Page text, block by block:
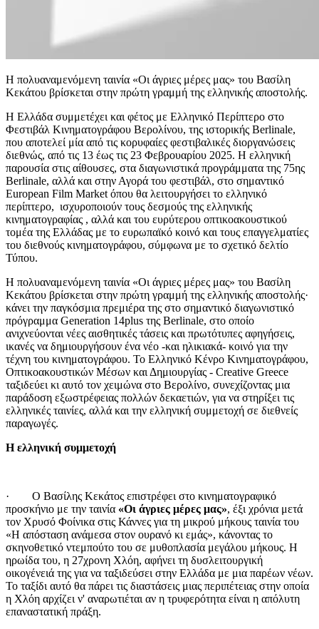
Η πολυαναμενόμενη ταινία «Οι άγριες μέρες μας» του Βασίλη
Κεκάτου βρίσκεται στην πρώτη γραμμή της ελληνικής αποστολής.
Η Ελλάδα συμμετέχει και φέτος με Ελληνικό Περίπτερο στο
Φεστιβάλ Κινηματογράφου Βερολίνου, της ιστορικής Berlinale,
που αποτελεί μία από τις κορυφαίες φεστιβαλικές διοργανώσεις
διεθνώς, από τις 13 έως τις 23 Φεβρουαρίου 2025. Η ελληνική
παρουσία στις αίθουσες, στα διαγωνιστικά προγράμματα της 75ης
Berlinale, αλλά και στην Αγορά του φεστιβάλ, στο σημαντικό
European Film Market όπου θα λειτουργήσει το ελληνικό
περίπτερο, ισχυροποιούν τους δεσμούς της ελληνικής
κινηματογραφίας , αλλά και του ευρύτερου οπτικοακουστικού
τομέα της Ελλάδας με το ευρωπαϊκό κοινό και τους επαγγελματίες
του διεθνούς κινηματογράφου, σύμφωνα με το σχετικό δελτίο
Τύπου.
Η πολυαναμενόμενη ταινία «Οι άγριες μέρες μας» του Βασίλη
Κεκάτου βρίσκεται στην πρώτη γραμμή της ελληνικής αποστολής·
κάνει την παγκόσμια πρεμιέρα της στο σημαντικό διαγωνιστικό
πρόγραμμα Generation 14plus της Berlinale, στο οποίο
ανιχνεύονται νέες αισθητικές τάσεις και πρωτότυπες αφηγήσεις,
ικανές να δημιουργήσουν ένα νέο -και ηλικιακά- κοινό για την
τέχνη του κινηματογράφου. Το Ελληνικό Κένρο Κινηματογράφου,
Οπτικοακουστικών Μέσων και Δημιουργίας - Creative Greece
ταξιδεύει κι αυτό τον χειμώνα στο Βερολίνο, συνεχίζοντας μια
παράδοση εξωστρέφειας πολλών δεκαετιών, για να στηρίξει τις
ελληνικές ταινίες, αλλά και την ελληνική συμμετοχή σε διεθνείς
παραγωγές.
Η ελληνική συμμετοχή
· Ο Βασίλης Κεκάτος επιστρέφει στο κινηματογραφικό
προσκήνιο με την ταινία «Οι άγριες μέρες μας», έξι χρόνια μετά
τον Χρυσό Φοίνικα στις Κάννες για τη μικρού μήκους ταινία του
«Η απόσταση ανάμεσα στον ουρανό κι εμάς», κάνοντας το
σκηνοθετικό ντεμπούτο του σε μυθοπλασία μεγάλου μήκους. Η
ηρωίδα του, η 27χρονη Χλόη, αφήνει τη δυσλειτουργική
οικογένειά της για να ταξιδεύσει στην Ελλάδα με μια παρέων νέων.
Το ταξίδι αυτό θα πάρει τις διαστάσεις μιας περιπέτειας στην οποία
η Χλόη αρχίζει ν' αναρωτιέται αν η τρυφερότητα είναι η απόλυτη
επαναστατική πράξη.